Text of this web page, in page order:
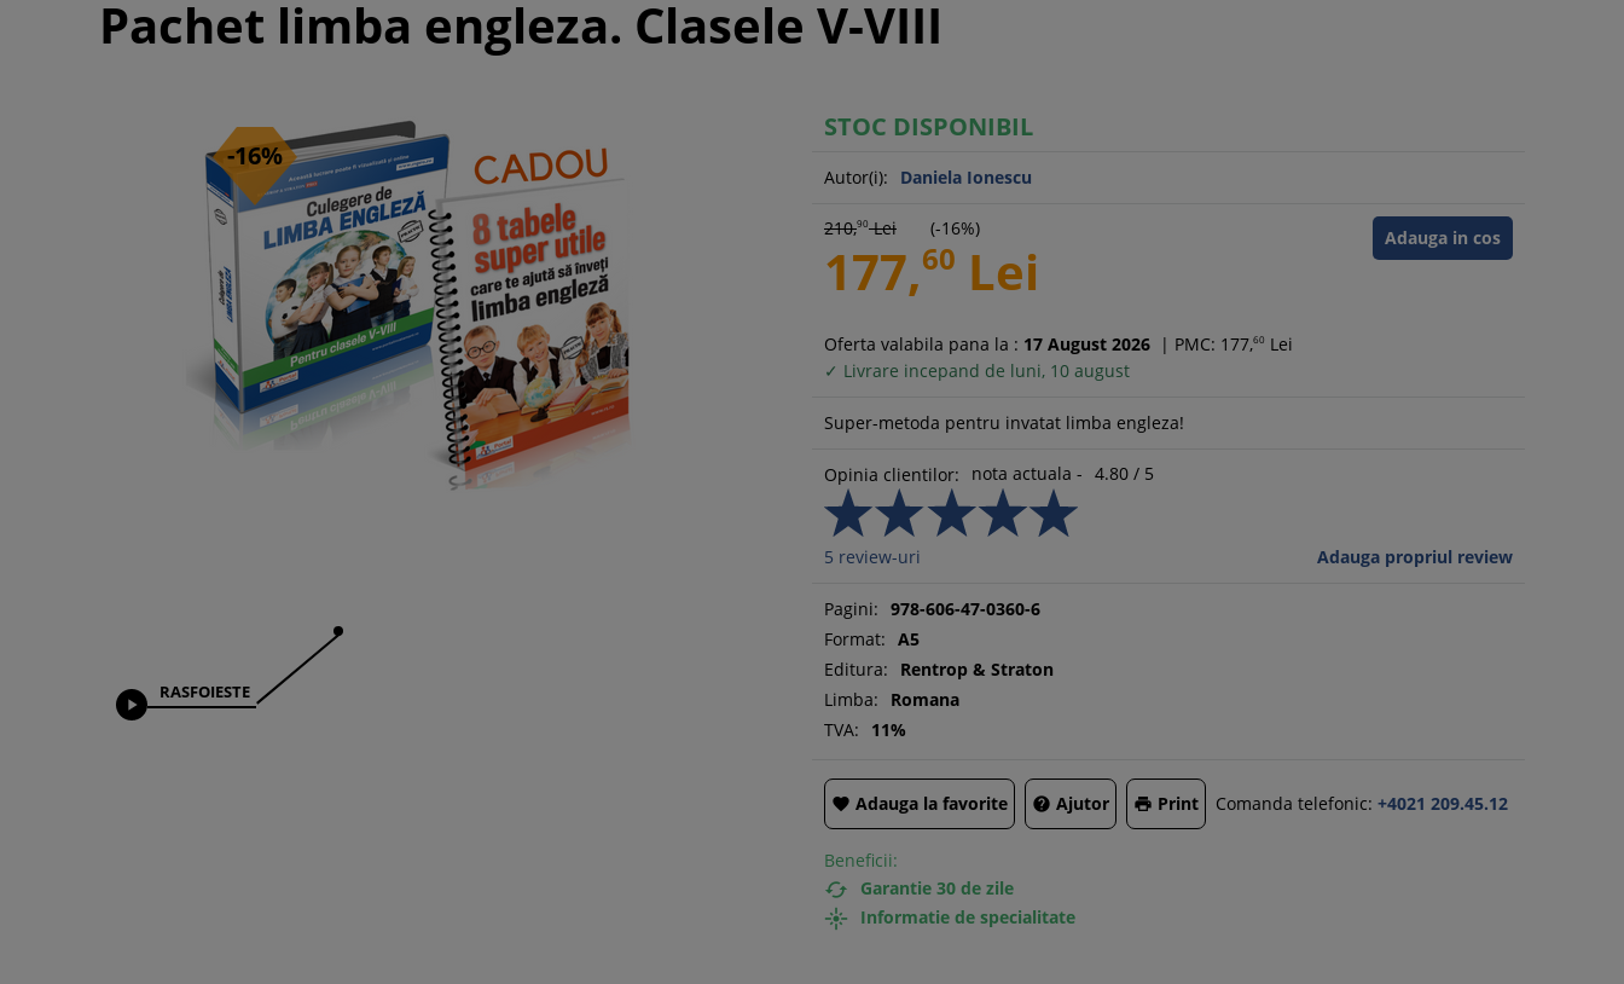
Pachet limba engleza. Clasele V-VIII
-16%

RASFOIESTE
STOC DISPONIBIL
Autor(i): Daniela Ionescu
Adauga in cos
210,90Lei (-16%)
177,60 Lei
Oferta valabila pana la : 17 August 2026 | PMC: 177,60 Lei
✓ Livrare incepand de luni, 10 august
Super-metoda pentru invatat limba engleza!
Opinia clientilor: nota actuala - 4.80 / 5
5 review-uri Adauga propriul review
Pagini: 978-606-47-0360-6
Format: A5
Editura:
Rentrop & Straton
Limba:
Romana
TVA:
11%
 Adauga la favorite  Ajutor  Print Comanda telefonic: +4021 209.45.12
Beneficii:
 Garantie 30 de zile
 Informatie de specialitate